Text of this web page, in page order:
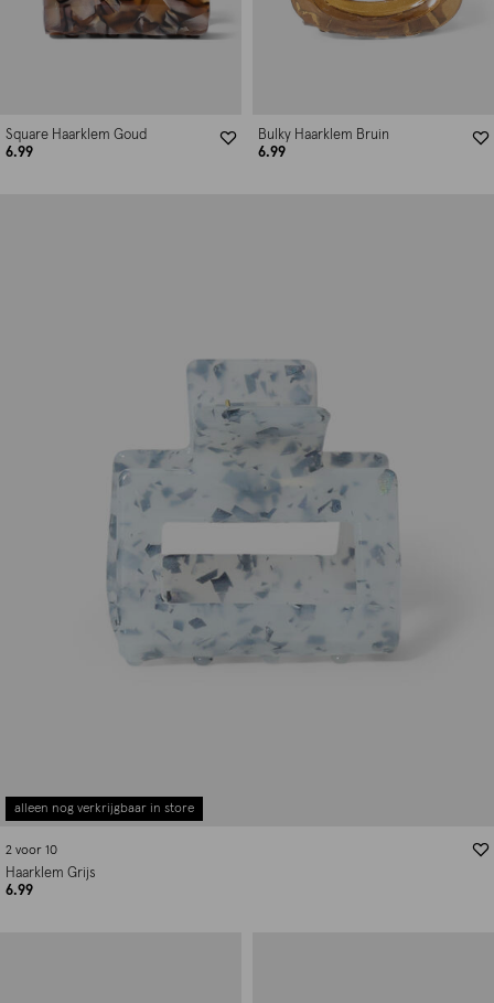
Square Haarklem Goud
6.99
Bulky Haarklem Bruin
6.99
alleen nog verkrijgbaar in store
2 voor 10
Haarklem Grijs
6.99